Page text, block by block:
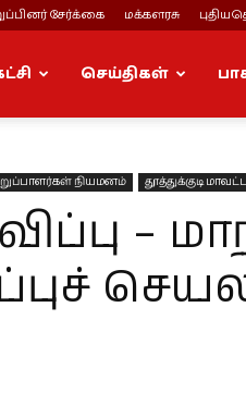
சேர்க்கை மக்களரசு
செய்திகள்
நியமனம் தூத்துக்குடி
–